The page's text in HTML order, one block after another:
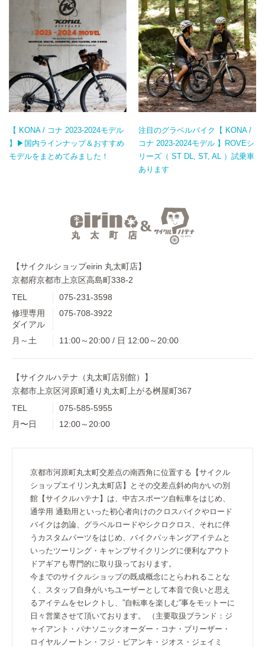
【 KONA / コナ 2023-2024モデル
】▶国内ラインナップ＆おすすめ
モデルをまとめてみました！
注目のグラベルバイク【 KONA /
コナ 2023-2024モデル 】ROVEシ
リーズ（ ST DL, ST, AL ）試乗車
あります
【サイクルショップeirin 丸太町店】
京都府京都市上京区高島町338-2
TEL
075-231-3598
修理専用
ダイアル
075-708-3922
月～土 11:00～20:00 / 日 12:00～20:00
【サイクルハテナ（丸太町店別館）】
京都市上京区河原町通り丸太町上がる桝屋町367
TEL
075-585-5955
月〜日
12:00～20:00
京都市河原町丸太町交差点の南西角に位置する【サイクル
ショップエイリン丸太町店】とその交差点斜め向かいの別
館【サイクルハテナ】は、中古スポーツ自転車をはじめ、
通学用 通勤用といった初心者向けのクロスバイクやロード
バイクは勿論、グラベルロードやシクロクロス、それに伴
うカスタムパーツをはじめ、バイクパッキングアイテムと
いったツーリング・キャンプサイクリングに便利なアウト
ドアギアも専門的に取り扱っております。
今までのサイクルショップの既成概念にとらわれることな
く、スタッフ自身がいちユーザーとして本音で良いと思え
るアイテムをセレクトし、”自転車を楽しむ”事をモットーに
日々営業させて頂いております。 （主要取扱ブランド：ジ
ャイアント・パナソニックオーダー・コナ・ブリーザー・
ロイヤルノートン・フジ・ビアンキ・ジオス・ジェイミ